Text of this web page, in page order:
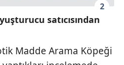
2
satıcısından
Madde Arama Köpeği